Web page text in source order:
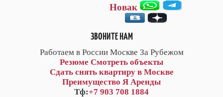
Новак
ЗВОНИТЕ НАМ
Работаем в России Москве За Рубежом
Резюме Смотреть объекты
Сдать снять квартиру в Москве
Преимущество Я Аренды
Тф:+7 903 708 1884